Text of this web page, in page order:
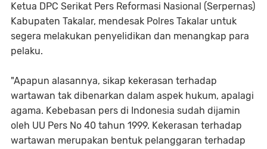
Ketua DPC Serikat Pers Reformasi Nasional (Serpernas)
Kabupaten Takalar, mendesak Polres Takalar untuk
segera melakukan penyelidikan dan menangkap para
pelaku.
"Apapun alasannya, sikap kekerasan terhadap
wartawan tak dibenarkan dalam aspek hukum, apalagi
agama. Kebebasan pers di Indonesia sudah dijamin
oleh UU Pers No 40 tahun 1999. Kekerasan terhadap
wartawan merupakan bentuk pelanggaran terhadap